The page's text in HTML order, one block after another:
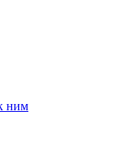
ним